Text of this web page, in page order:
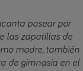
pasear por
las zapatillas de
madre, también
de gimnasia en el